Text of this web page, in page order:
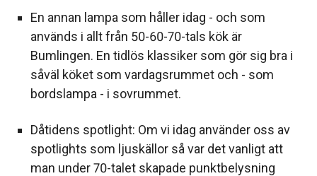
En annan lampa som håller idag - och som
används i allt från 50-60-70-tals kök är
Bumlingen. En tidlös klassiker som gör sig bra i
såväl köket som vardagsrummet och - som
bordslampa - i sovrummet.
Dåtidens spotlight: Om vi idag använder oss av
spotlights som ljuskällor så var det vanligt att
man under 70-talet skapade punktbelysning